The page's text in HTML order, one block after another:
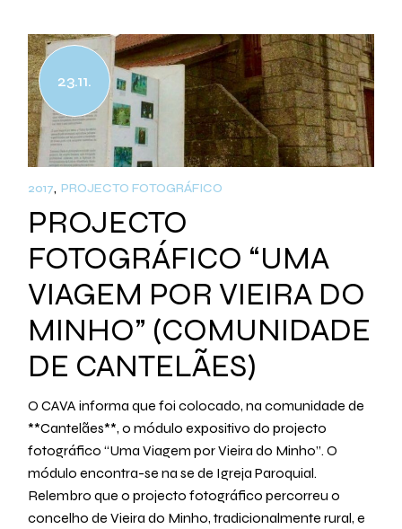
23.11.
2017 PROJECTO FOTOGRÁFICO
PROJECTO
FOTOGRÁFICO “UMA
VIAGEM POR VIEIRA DO
MINHO” (COMUNIDADE
DE CANTELÃES)
O CAVA informa que foi colocado, na comunidade de
**Cantelães**, o módulo expositivo do projecto
fotográfico “Uma Viagem por Vieira do Minho”. O
módulo encontra-se na se de Igreja Paroquial.
Relembro que o projecto fotográfico percorreu o
concelho de Vieira do Minho, tradicionalmente rural, e